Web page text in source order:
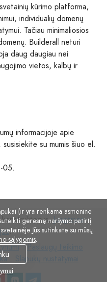
kūrimo platforma,
individualių domenų
Tačiau minimaliosios
Builderall neturi
daug daugiau nei
vietos, kalbų ir
informacijoje apie
su mumis šiuo el.
05.
Jungtinės
.
Paslaugų
Paslaugų teikimo
(ir yra renkama asmeninė
geresnę naršymo patirtį
Jūs sutinkate su mūsų
sąlygomis.